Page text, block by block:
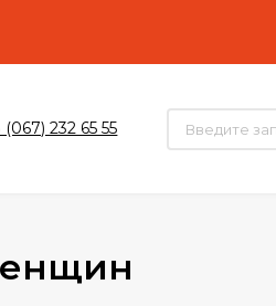
(067) 232 65 55